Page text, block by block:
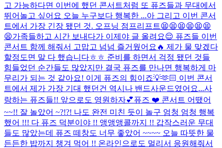
고 가능하다면 이번에 했던 콘서트처럼 또 퓨즈들과 무대에서
뛰어놀고 싶어요 오늘 누구보다 행복한 ...아 그리고 이번 콘서
트에서 가장 긴장 됐던 것. 오프닝 점프리프트😫😫😫😫😫😫
😫가족들하고 시간 보내다가 이제야 글 올려요😌 퓨즈들 이번
콘서트 함께 해줘서 고맙고 넘넘 즐거웠어요🔥 제가 물 맞겠다
할정도면 말 다 했습니다ㅎㅎ 준비를 하면서 걱정 됐던 것들
힘들었던 순간들도 많았지만 결국 퓨즈를 만나면 행복하게 마
무리가 되는 것 같아요! 이게 퓨즈의 힘이죠💡🫶🏻 이번 콘서
트에서 제가 가장 기대 했던건 역시나 밴드사운드였어요...사
랑하는 퓨즈들!! 앞으로도 영원하자💕퓨즈 ❤️ 콘서트 어땠어
~~!! 잘 놀았어 ~?!?! 나도 완전 미친 듯이 놀구 엄청 엄청 행복
했어 !!! 다 퓨즈 덕분이야 !! 앵앵앵콜까지 !! 갑작스러운 무대
들도 많았는데 퓨즈 떼창도 너무 좋았어 ~~~~ 오늘 따뜻한 물
든든한 밥까지 챙겨 먹어 !! 온라인으로도 멀리서 응원해줘서